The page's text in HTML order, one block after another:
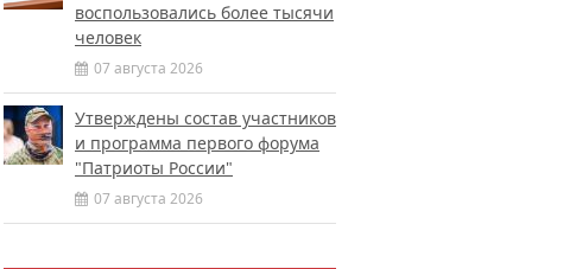
воспользовались более тысячи
человек
07 августа 2026
Утверждены состав участников
и программа первого форума
"Патриоты России"
07 августа 2026